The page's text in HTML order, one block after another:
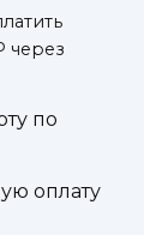
через
по
оплату